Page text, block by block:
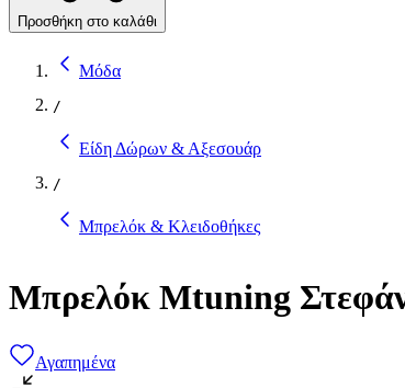
Προσθήκη στο καλάθι
Μόδα
/
Είδη Δώρων & Αξεσουάρ
/
Μπρελόκ & Κλειδοθήκες
Μπρελόκ Mtuning
Αγαπημένα